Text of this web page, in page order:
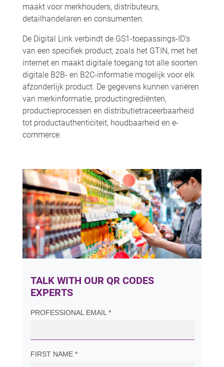
maakt voor merkhouders, distributeurs,
detailhandelaren en consumenten.
De Digital Link verbindt de GS1-toepassings-ID’s
van een specifiek product, zoals het GTIN, met het
internet en maakt digitale toegang tot alle soorten
digitale B2B- en B2C-informatie mogelijk voor elk
afzonderlijk product. De gegevens kunnen variëren
van merkinformatie, productingrediënten,
productieprocessen en distributietraceerbaarheid
tot productauthenticiteit, houdbaarheid en e-
commerce.
TALK WITH OUR QR CODES
EXPERTS
PROFESSIONAL EMAIL *
FIRST NAME *